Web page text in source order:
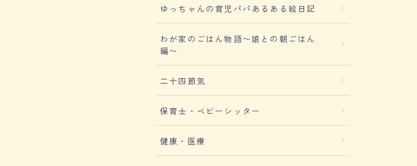
ゆっちゃんの育児パパあるある絵日記
わが家のごはん物語〜娘との朝ごはん
編〜
二十四節気
保育士・ベビーシッター
健康・医療